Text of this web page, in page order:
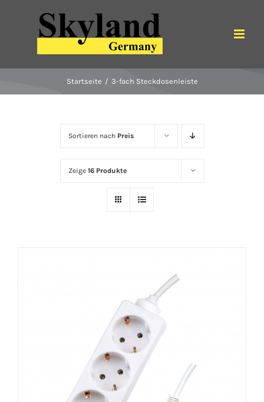
Startseite 3-fach Steckdosenleiste
Sortieren nach Preis
Zeige 16 Produkte